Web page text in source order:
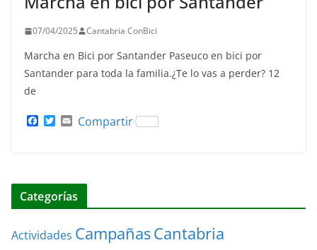
07/04/2025 Cantabria ConBici
Marcha en Bici por Santander Paseuco en bici por
Santander para toda la familia.¿Te lo vas a perder? 12
de
o
k
T
r
Compartir
Categorías
Actividades CampañasCantabria